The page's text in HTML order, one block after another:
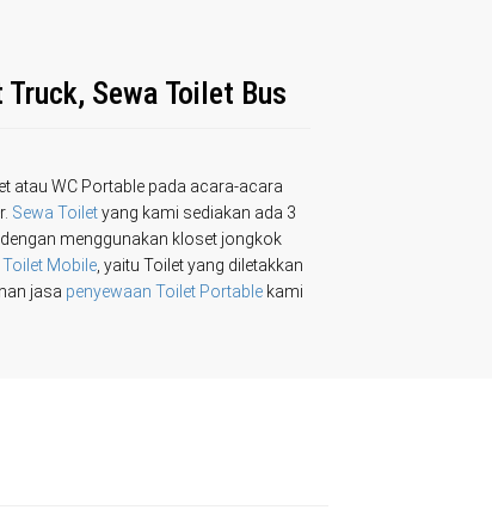
Sewa Toilet Bus
atau WC Portable pada acara-acara
Sewa Toiletyang kami sediakan ada 3
menggunakan kloset jongkok
Mobile , yaitu Toilet yang diletakkan
jasa penyewaan Toilet Portable kami